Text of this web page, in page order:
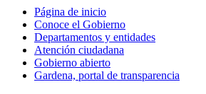
Página de inicio
Conoce el Gobierno
Departamentos y entidades
Atención ciudadana
Gobierno abierto
Gardena, portal de transparencia